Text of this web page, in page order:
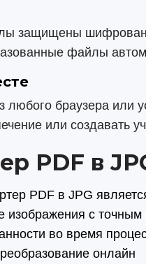
защищены
файлы
браузера или
или создавать
PDF в
PDF в JPG
изображения с
во время
онлайн